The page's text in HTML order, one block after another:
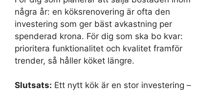
några år: en köksrenovering är ofta den
investering som ger bäst avkastning per
spenderad krona. För dig som ska bo kvar:
prioritera funktionalitet och kvalitet framför
trender, så håller köket längre.
Slutsats: Ett nytt kök är en stor investering –